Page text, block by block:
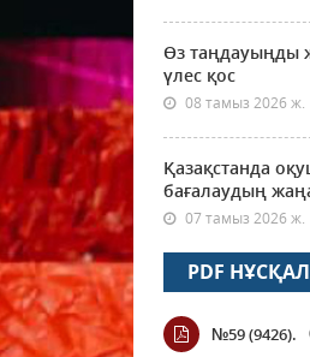
Өз таңдауыңды
үлес қос
08 тамыз 2026 ж.
Қазақстанда
бағалаудың
07 тамыз 2026 ж.
PDF
№59 (9426).